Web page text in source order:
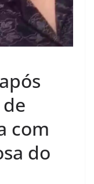
com
do